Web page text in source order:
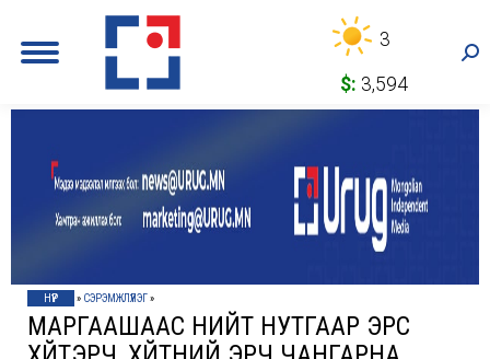
3
$: 3,594
НҮҮР » СЭРЭМЖЛҮҮЛЭГ»
МАРГААШААС НИЙТ НУТГААР ЭРС